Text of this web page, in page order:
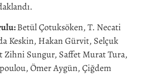
Betül Çotuksöken, T. Necati
Keskin, Hakan Gürvit, Selçuk
Zihni Sungur, Saffet Murat Tura,
Ömer Aygün, Çiğdem